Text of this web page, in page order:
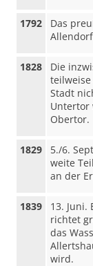
1792
Das
1828
Die
Stadt
Untertor
Obertor.
1829
5./6.
weite
an der
1839
13. Juni.
richtet
das
wird.